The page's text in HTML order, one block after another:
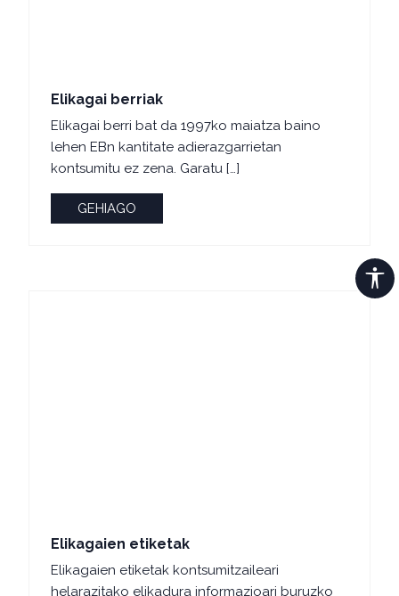
Elikagai berriak
Elikagai berri bat da 1997ko maiatza baino
lehen EBn kantitate adierazgarrietan
kontsumitu ez zena. Garatu […]
GEHIAGO
Elikagaien etiketak
Elikagaien etiketak kontsumitzaileari
helarazitako elikadura informazioari buruzko